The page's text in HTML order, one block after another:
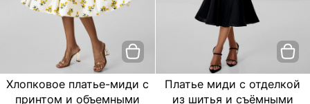
Хлопковое платье-миди с
принтом и объемными
Платье миди с отделкой
из шитья и съёмными